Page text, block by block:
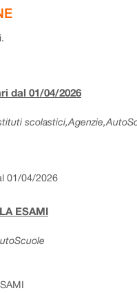
dal 01/04/2026
01/04/2026
ESAMI